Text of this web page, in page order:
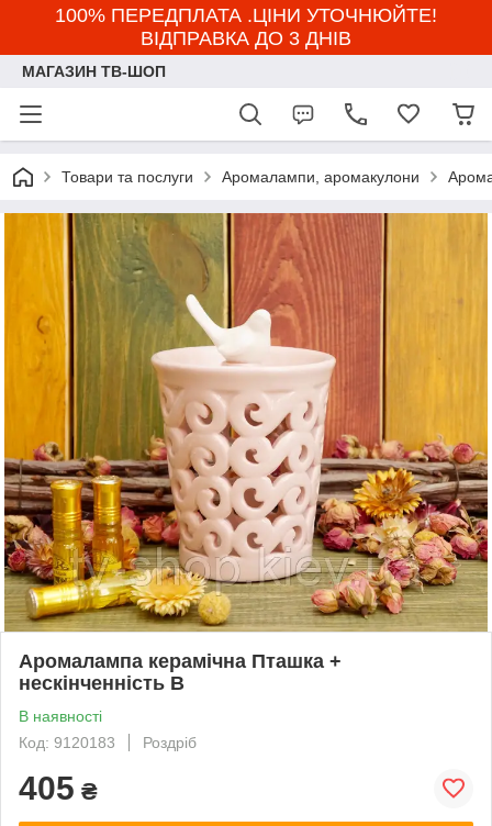
100% ПЕРЕДПЛАТА .ЦІНИ УТОЧНЮЙТЕ!
ВІДПРАВКА ДО 3 ДНІВ
МАГАЗИН ТВ-ШОП
Товари та послуги Аромалампи, аромакулони
Аромалампа керамічна Пташка +
нескінченність B
В наявності
Код: 9120183
Роздріб
405 ₴